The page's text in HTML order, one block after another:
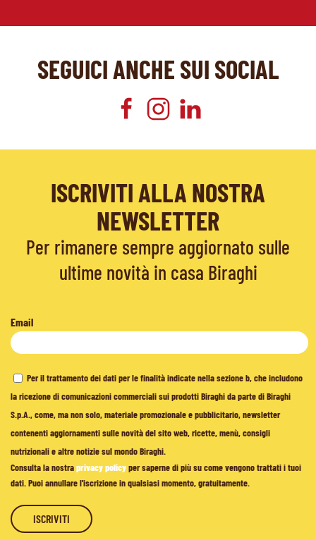
SEGUICI ANCHE SUI SOCIAL
ISCRIVITI ALLA NOSTRA
NEWSLETTER
Per rimanere sempre aggiornato sulle
ultime novità in casa Biraghi
Email
Per il trattamento dei dati per le finalità indicate nella sezione b, che includono
la ricezione di comunicazioni commerciali sui prodotti Biraghi da parte di Biraghi
S.p.A., come, ma non solo, materiale promozionale e pubblicitario, newsletter
contenenti aggiornamenti sulle novità del sito web, ricette, menù, consigli
nutrizionali e altre notizie sul mondo Biraghi.
Consulta la nostraprivacy policyper saperne di più su come vengono trattati i tuoi
dati. Puoi annullare l'iscrizione in qualsiasi momento, gratuitamente.